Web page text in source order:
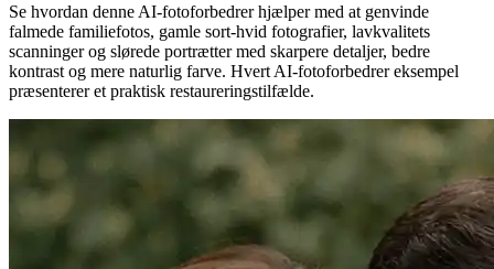
Se hvordan denne AI-fotoforbedrer hjælper med at genvinde
falmede familiefotos, gamle sort-hvid fotografier, lavkvalitets
scanninger og slørede portrætter med skarpere detaljer, bedre
kontrast og mere naturlig farve. Hvert AI-fotoforbedrer eksempel
præsenterer et praktisk restaureringstilfælde.